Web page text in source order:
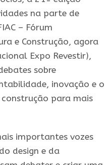
na parte de
– Fórum
e Construção, agora
Expo Revestir),
sobre
inovação e o
para mais
importantes vozes
design e da